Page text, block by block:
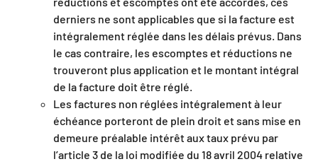
derniers ne sont applicables que si la facture est
intégralement réglée dans les délais prévus. Dans
le cas contraire, les escomptes et réductions ne
trouveront plus application et le montant intégral
de la facture doit être réglé.
Les factures non réglées intégralement à leur
échéance porteront de plein droit et sans mise en
demeure préalable intérêt aux taux prévu par
l’article 3 de la loi modifiée du 18 avril 2004 relative